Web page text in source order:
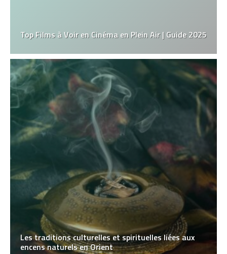
Top Films à Voir en Cinéma en Plein Air | Guide 2025
Les traditions culturelles et spirituelles liées aux
encens naturels en Orient